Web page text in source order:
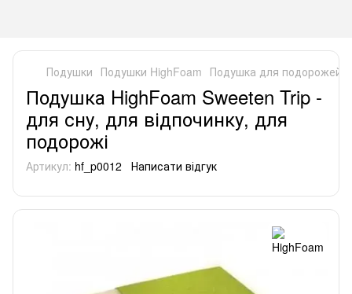
Подушки Подушки HighFoam Подушка для подорожей
Подушка HighFoam Sweeten Trip -
для сну, для відпочинку, для
подорожі
Артикул: hf_p0012 Написати відгук